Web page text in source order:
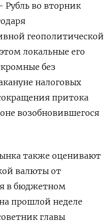
во вторник
геополитической
локальные его
без
налоговых
притока
возобновившегося
также оценивают
валюты от
в бюджетном
прошлой неделе
главы